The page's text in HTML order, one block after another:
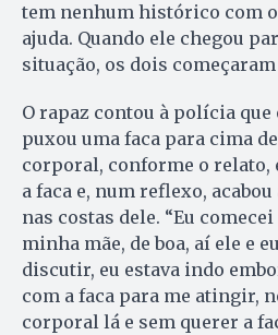
tem nenhum histórico com
ajuda. Quando ele chegou
situação, os dois
O rapaz contou à polícia
puxou uma faca para cima
corporal, conforme o relato,
a faca e, num reflexo,
nas costas dele. “Eu
minha mãe, de boa, aí ele e
discutir, eu estava indo
com a faca para me atingir,
corporal lá e sem querer a